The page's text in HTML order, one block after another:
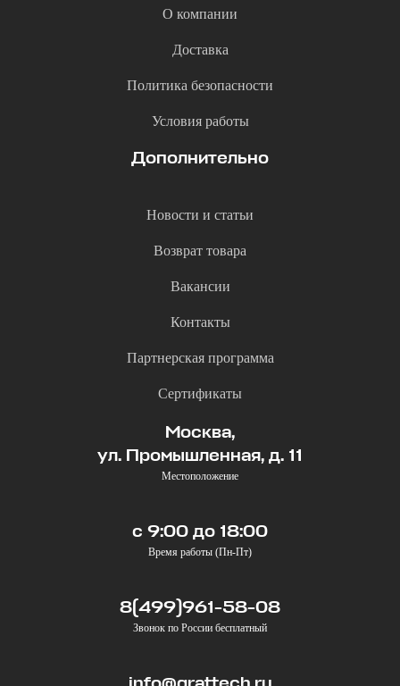
О компании
Доставка
Политика безопасности
Условия работы
Дополнительно
Новости и статьи
Возврат товара
Вакансии
Контакты
Партнерская программа
Сертификаты
Москва,
ул. Промышленная, д. 11
Местоположение
с 9:00 до 18:00
Время работы (Пн-Пт)
8(499)961-58-08
Звонок по России бесплатный